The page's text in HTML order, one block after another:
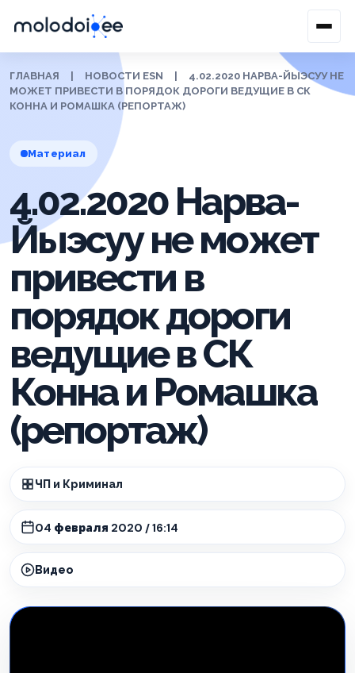
ГЛАВНАЯ НОВОСТИ ESN
4.02.2020 НАРВА-ЙЫЭСУУ НЕ
МОЖЕТ ПРИВЕСТИ В ПОРЯДОК ДОРОГИ ВЕДУЩИЕ В СК
КОННА И РОМАШКА (РЕПОРТАЖ)
Материал
4.02.2020 Нарва-
Йыэсуу не может
привести в
порядок дороги
ведущие в СК
Конна и Ромашка
(репортаж)
ЧП и Криминал
04 февраля 2020 / 16:14
Видео